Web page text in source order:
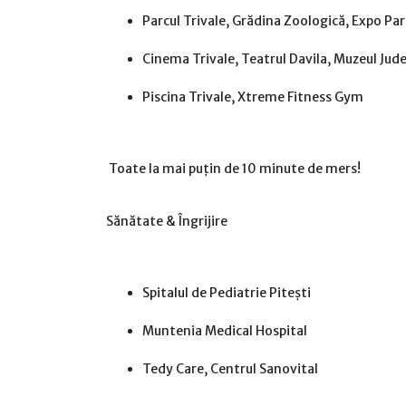
Parcul Trivale, Grădina Zoologică, Expo
Cinema Trivale, Teatrul Davila, Muzeul
Piscina Trivale, Xtreme Fitness Gym
Toate la mai puțin de 10 minute de mers!
Sănătate & Îngrijire
Spitalul de Pediatrie Pitești
Muntenia Medical Hospital
Tedy Care, Centrul Sanovital